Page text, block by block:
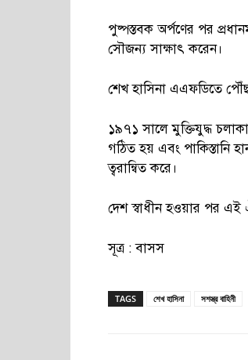
পুষ্পস্তবক অর্পণের পর
সৌজন্য সাক্ষাৎ করেন।
শেখ হাসিনা এএফডিতে
১৯৭১ সালে মুক্তিযুদ্ধ
গঠিত হয় এবং পাকিস্তানি
ত্বরান্বিত করে।
দেশ স্বাধীন হওয়ার পর এই
সূত্র : বাসস
TAGS শেখ হাসিনা সশস্ত্র বাহিনী